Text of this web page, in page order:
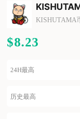
KISHUTAMA
$8.23
24H最高
历史最高